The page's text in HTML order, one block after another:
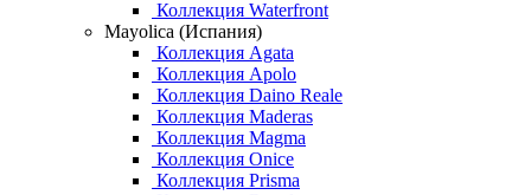
Коллекция Waterfront
Mayolica (Испания)
Коллекция Agata
Коллекция Apolo
Коллекция Daino Reale
Коллекция Maderas
Коллекция Magma
Коллекция Onice
Коллекция Prisma